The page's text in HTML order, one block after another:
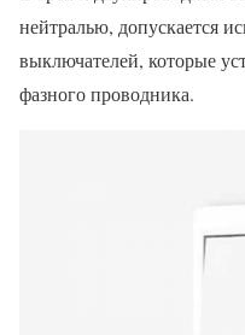
нейтралью, допускается
выключателей, которые
фазного проводника.